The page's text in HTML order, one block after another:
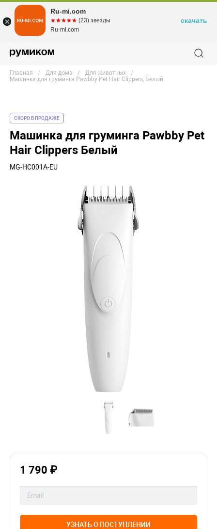
Главная Для дома
Для животных
Машинка для груминга Pawbby Pet Hair Clippers, Белый
СКОРО В ПРОДАЖЕ
Машинка для груминга Pawbby Pet
Hair Clippers Белый
MG-HC001A-EU
1 790 ₽
УЗНАТЬ О ПОСТУПЛЕНИИ
Ru-mi.com
☆☆☆☆☆
★★★★★ (23) звезды
Ru-mi.com
скачать